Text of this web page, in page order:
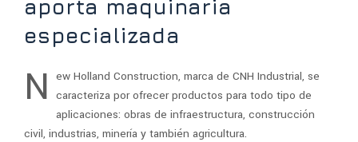
aporta maquinaria
especializada
N ew Holland Construction, marca de CNH Industrial, se
caracteriza por ofrecer productos para todo tipo de
aplicaciones: obras de infraestructura, construcción
civil, industrias, minería y también agricultura.